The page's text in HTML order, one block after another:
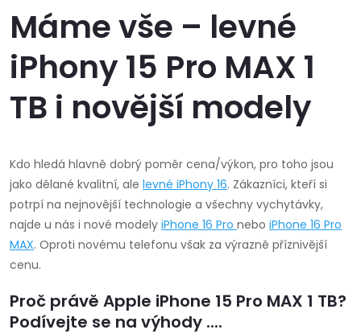
Máme vše – levné
iPhony 15 Pro MAX 1
TB i novější modely
Kdo hledá hlavně dobrý poměr cena/výkon, pro toho jsou
jako dělané kvalitní, ale levné iPhony 16. Zákazníci, kteří si
potrpí na nejnovější technologie a všechny vychytávky,
najde u nás i nové modely iPhone 16 Pro nebo iPhone 16 Pro
MAX. Oproti novému telefonu však za výrazně příznivější
cenu.
Proč právě Apple iPhone 15 Pro MAX 1 TB?
Podívejte se na výhody ....